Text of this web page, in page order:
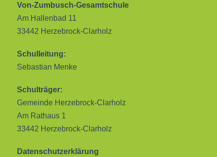
Von-Zumbusch-Gesamtschule
Am Hallenbad 11
33442 Herzebrock-Clarholz
Schulleitung:
Sebastian Menke
Schulträger:
Gemeinde Herzebrock-Clarholz
Am Rathaus 1
33442 Herzebrock-Clarholz
Datenschutzerklärung